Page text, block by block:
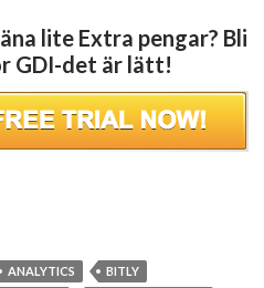
lite Extra pengar? Bli
GDI-det är lätt!
ANALYTICS
BITLY